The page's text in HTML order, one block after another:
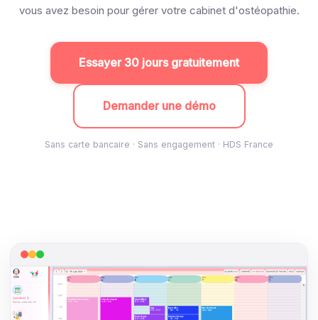
vous avez besoin pour gérer votre cabinet d'ostéopathie.
Essayer 30 jours gratuitement
Demander une démo
Sans carte bancaire · Sans engagement · HDS France